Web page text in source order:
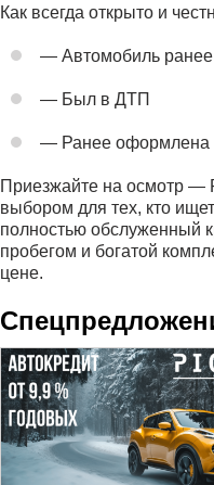
Как всегда открыто и
— Автомобиль ранее
— Был в ДТП
— Ранее оформлена
Приезжайте на осмотр —
выбором для тех, кто
полностью обслуженный
пробегом и богатой
цене.